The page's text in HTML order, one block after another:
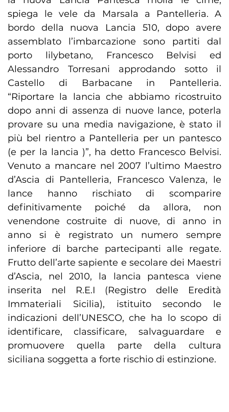
spiega le vele da Marsala a Pantelleria. A
bordo della nuova Lancia 510, dopo avere
assemblato l’imbarcazione sono partiti dal
porto lilybetano, Francesco Belvisi ed
Alessandro Torresani approdando sotto il
Castello di Barbacane in Pantelleria.
“Riportare la lancia che abbiamo ricostruito
dopo anni di assenza di nuove lance, poterla
provare su una media navigazione, è stato il
più bel rientro a Pantelleria per un pantesco
(e per la lancia )”, ha detto Francesco Belvisi.
Venuto a mancare nel 2007 l’ultimo Maestro
d’Ascia di Pantelleria, Francesco Valenza, le
lance hanno rischiato di scomparire
definitivamente poiché da allora, non
venendone costruite di nuove, di anno in
anno si è registrato un numero sempre
inferiore di barche partecipanti alle regate.
Frutto dell’arte sapiente e secolare dei Maestri
d’Ascia, nel 2010, la lancia pantesca viene
inserita nel R.E.I (Registro delle Eredità
Immateriali Sicilia), istituito secondo le
indicazioni dell’UNESCO, che ha lo scopo di
identificare, classificare, salvaguardare e
promuovere quella parte della cultura
siciliana soggetta a forte rischio di estinzione.